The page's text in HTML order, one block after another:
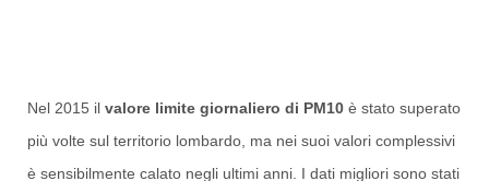
Nel 2015 il valore limite giornaliero di PM10 è stato superato
più volte sul territorio lombardo, ma nei suoi valori complessivi
è sensibilmente calato negli ultimi anni. I dati migliori sono stati